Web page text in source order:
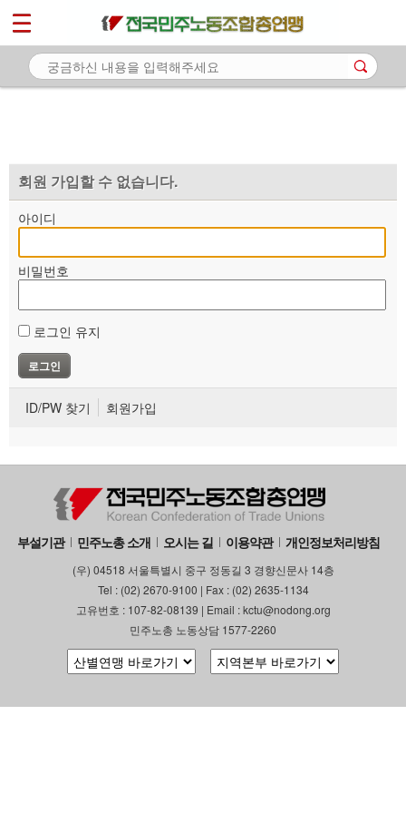
회원 가입할 수 없습니다.
아이디
비밀번호
로그인 유지
ID/PW 찾기 회원가입
부설기관 민주노총 소개 오시는 길 이용약관 개인정보처리방침
(우) 04518 서울특별시 중구 정동길 3 경향신문사 14층
Tel : (02) 2670-9100 | Fax : (02) 2635-1134
고유번호 : 107-82-08139 | Email : kctu@nodong.org
민주노총 노동상담 1577-2260
마이페이지
소개
자료
부설기관